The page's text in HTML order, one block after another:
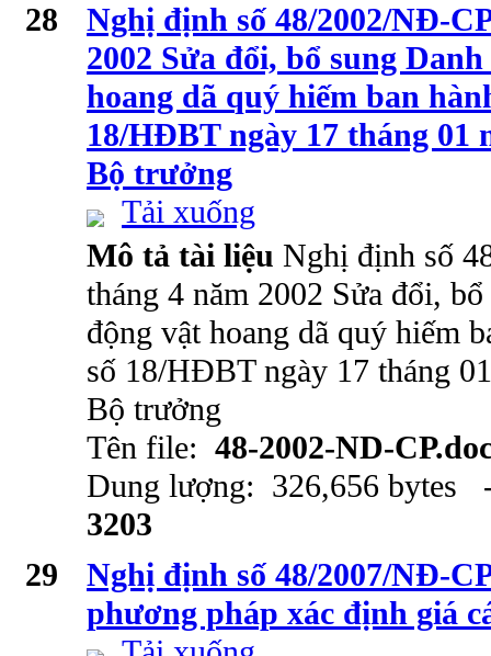
28
Nghị định số 48/2002/NĐ-
2002 Sửa đổi, bổ sung
hoang dã quý hiếm ban
18/HĐBT ngày 17 tháng 01
Bộ trưởng
Tải xuống
Mô tả tài liệu Nghị định số
tháng 4 năm 2002 Sửa đổi,
động vật hoang dã quý hiếm
số 18/HĐBT ngày 17 tháng
Bộ trưởng
Tên file: 48-2002-ND-
Dung lượng: 326,656
3203
29
Nghị định số 48/2007/NĐ-
phương pháp xác định giá